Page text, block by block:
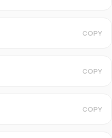
COPY
COPY
COPY